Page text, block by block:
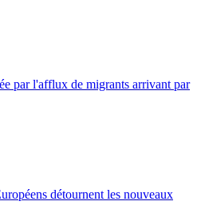
par l'afflux de migrants arrivant par
détournent les nouveaux